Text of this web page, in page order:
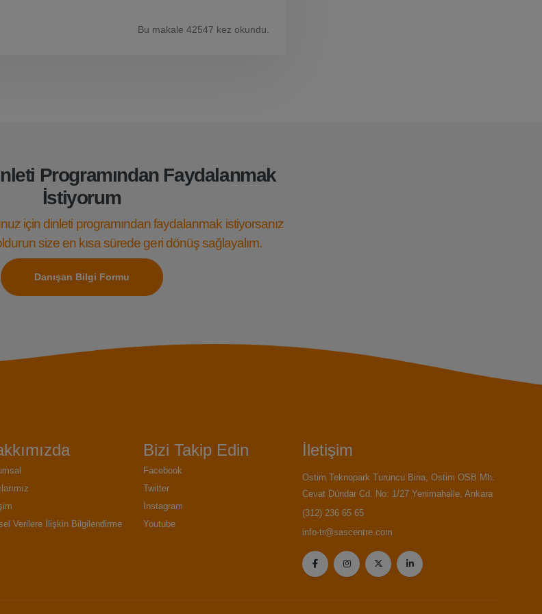
Bu makale 42547 kez okundu.
Programından Faydalanmak
İstiyorum
için dinleti programından faydalanmak istiyorsanız
size en kısa sürede geri dönüş sağlayalım.
Danışan Bilgi Formu
Verilere İlişkin Bilgilendirme
Bizi Takip Edin
Facebook
Twitter
İnstagram
Youtube
İletişim
Ostim Teknopark Turuncu Bina, Ostim OSB Mh.
Cevat Dündar Cd. No: 1/27 Yenimahalle, Ankara
(312) 236 65 65
info-tr@sascentre.com